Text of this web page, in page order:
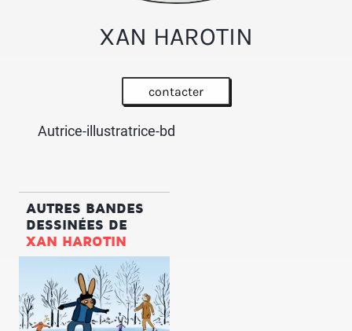
XAN HAROTIN
contacter
Autrice-illustratrice-bd
AUTRES BANDES
DESSINÉES DE
XAN HAROTIN